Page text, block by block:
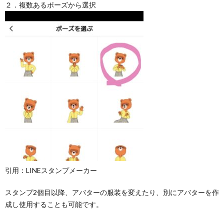
２．複数あるポーズから選択
引用：LINEスタンプメーカー
スタンプ2個目以降、アバターの服装を変えたり、別にアバターを作
成し使用することも可能です。